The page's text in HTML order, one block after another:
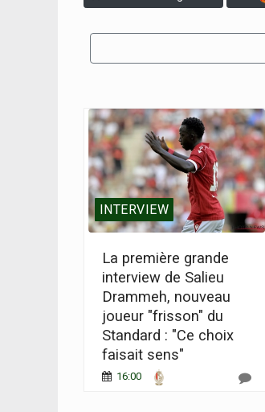
INTERVIEW
La première grande
interview de Salieu
Drammeh, nouveau
joueur "frisson" du
Standard : "Ce choix
faisait sens"
16:00